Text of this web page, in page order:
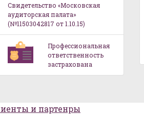
Свидетельство «Московская
аудиторская палата»
(№11503042817 от 1.10.15)
Профессиональная
ответственность
застрахована
и партенры